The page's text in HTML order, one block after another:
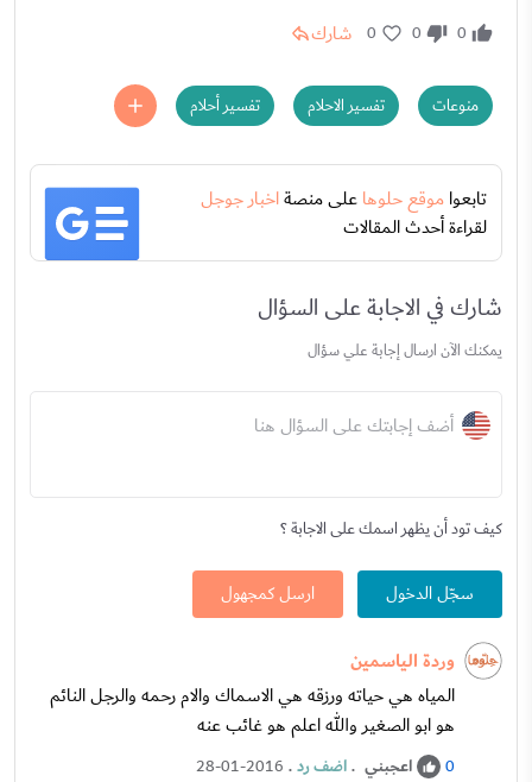
0
0
0 شارك
منوعات تفسير الاحلام تفسير أحلام
تابعواموقع حلوهاعلى منصةاخبار جوجل
لقراءة أحدث المقالات
شارك في الاجابة على السؤال
يمكنك الآن ارسال إجابة علي سؤال
أضف إجابتك على السؤال هنا
كيف تود أن يظهر اسمك على الاجابة ؟
سجّل الدخول ارسل كمجهول
وردة الياسمين
المياه هي حياته ورزقه هي الاسماك والام رحمه والرجل النائم
هو ابو الصغير والله اعلم هو غائب عنه
0 اعجبني .اضف رد.
28-01-2016